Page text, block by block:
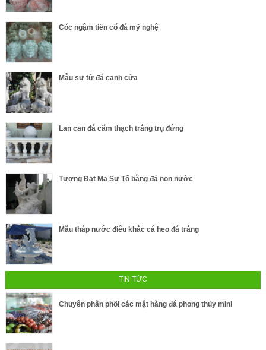
Cóc ngậm tiền cổ đá mỹ nghệ
Mẫu sư tử đá canh cửa
Lan can đá cẩm thạch trắng trụ đứng
Tượng Đạt Ma Sư Tổ bằng đá non nước
Mẫu tháp nước điêu khắc cá heo đá trắng
TIN TỨC
Chuyên phân phối các mặt hàng đá phong thủy mini